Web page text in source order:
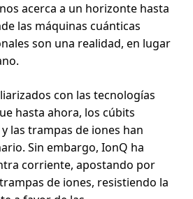
acerca a un horizonte hasta
las máquinas cuánticas
son una realidad, en lugar
con las tecnologías
hasta ahora, los cúbits
las trampas de iones han
Sin embargo, IonQ ha
corriente, apostando por
de iones, resistiendo la